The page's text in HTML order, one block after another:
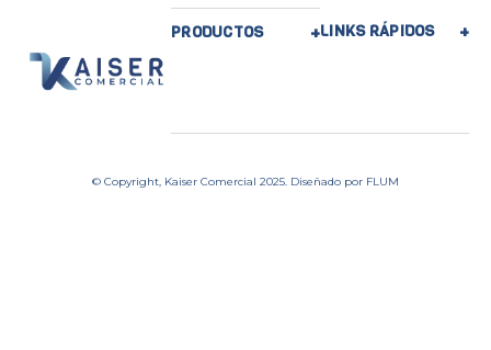
PRODUCTOS LINKS RÁPIDOS
© Copyright, Kaiser Comercial 2025. Diseñado por FLUM